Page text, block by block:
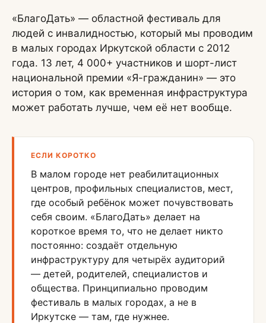
«БлагоДать» — областной фестиваль для
людей с инвалидностью, который мы проводим
в малых городах Иркутской области с 2012
года. 13 лет, 4 000+ участников и шорт-лист
национальной премии «Я-гражданин» — это
история о том, как временная инфраструктура
может работать лучше, чем её нет вообще.
ЕСЛИ КОРОТКО
В малом городе нет реабилитационных
центров, профильных специалистов, мест,
где особый ребёнок может почувствовать
себя своим. «БлагоДать» делает на
короткое время то, что не делает никто
постоянно: создаёт отдельную
инфраструктуру для четырёх аудиторий
— детей, родителей, специалистов и
общества. Принципиально проводим
фестиваль в малых городах, а не в
Иркутске — там, где нужнее.